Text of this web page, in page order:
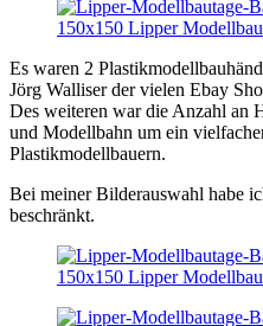
Es waren 2
Jörg Walliser der vielen Ebay
Des weiteren war die Anzahl an
und Modellbahn um ein
Plastikmodellbauern.
Bei meiner Bilderauswahl habe
beschränkt.